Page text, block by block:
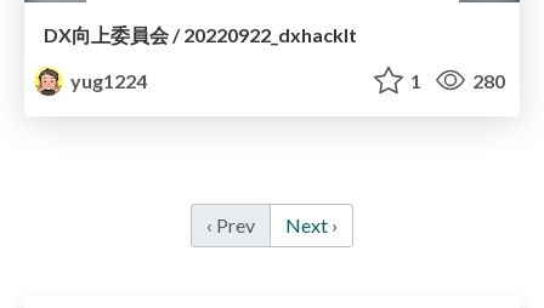
DX向上委員会 / 20220922_dxhacklt
yug1224
1 280
‹ Prev Next ›